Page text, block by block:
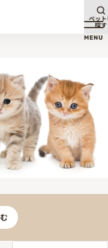
メ
MENU
ペッ
探す